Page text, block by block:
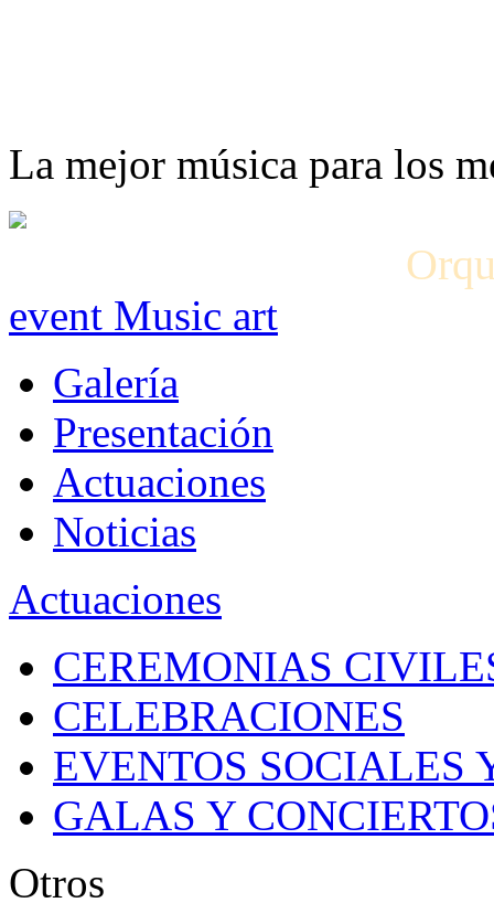
La mejor música para los
event Music art
Galería
Presentación
Actuaciones
Noticias
Actuaciones
CEREMONIAS
CELEBRACIONES
EVENTOS SOCIALES
GALAS Y
Otros